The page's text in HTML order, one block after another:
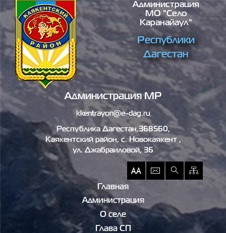
Перейти к основному содержаниюАдминистрация
МО "село
Каранайаул"
Республики
Дагестан
Администрация МР
kkentrayon@e-dag.ru
Республика Дагестан,368560,
Каякентский район, c. Новокаякент ,
ул. Джабраиловой, 36
Главная
Администрация
О селе
Глава СП